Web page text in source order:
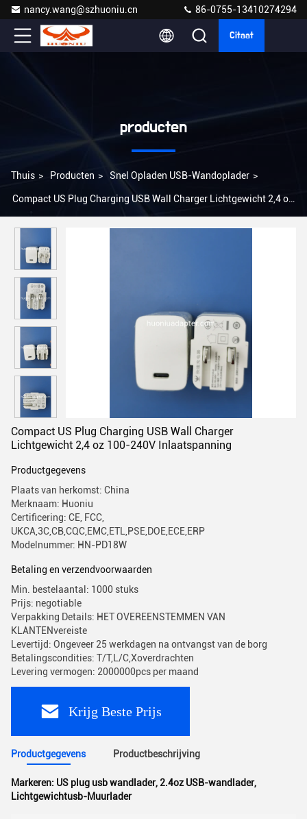
nancy.wang@szhuoniu.cn 86-0755-13410274294
Citaat
producten
Thuis > Producten > Snel Opladen USB-Wandoplader >
Compact US Plug Charging USB Wall Charger Lichtgewicht 2,4 oz
Compact US Plug Charging USB Wall Charger
Lichtgewicht 2,4 oz 100-240V Inlaatspanning
Productgegevens
Plaats van herkomst: China
Merknaam: Huoniu
Certificering: CE, FCC,
UKCA,3C,CB,CQC,EMC,ETL,PSE,DOE,ECE,ERP
Modelnummer: HN-PD18W
Betaling en verzendvoorwaarden
Min. bestelaantal: 1000 stuks
Prijs: negotiable
Verpakking Details: HET OVEREENSTEMMEN VAN
KLANTENvereiste
Levertijd: Ongeveer 25 werkdagen na ontvangst van de borg
Betalingscondities: T/T,L/C,Xoverdrachten
Levering vermogen: 2000000pcs per maand
Krijg Beste Prijs
Productgegevens Productbeschrijving
Markeren: US plug usb wandlader, 2.4oz USB-wandlader,
Lichtgewichtusb-Muurlader